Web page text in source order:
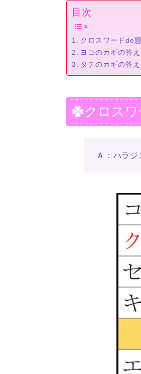
目次
クロスワードde
ヨコのカギの答え
タテのカギの答え
クロスワ
Ａ：ハラジ